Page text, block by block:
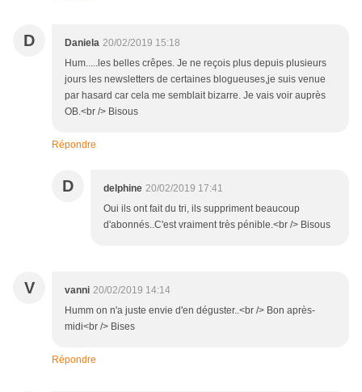
D Daniela 20/02/2019 15:18
Hum.....les belles crêpes. Je ne reçois plus depuis plusieurs
jours les newsletters de certaines blogueuses,je suis venue
par hasard car cela me semblait bizarre. Je vais voir auprès
OB.<br /> Bisous
Répondre
D delphine 20/02/2019 17:41
Oui ils ont fait du tri, ils suppriment beaucoup
d'abonnés..C'est vraiment très pénible.<br /> Bisous
V vanni 20/02/2019 14:14
Humm on n'a juste envie d'en déguster..<br /> Bon après-
midi<br /> Bises
Répondre